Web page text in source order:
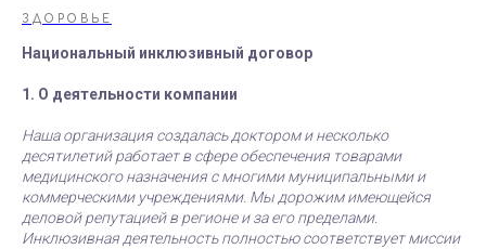
ЗДОРОВЬЕ
Национальный инклюзивный договор
1. О деятельности компании
Наша организация создалась доктором и несколько
десятилетий работает в сфере обеспечения товарами
медицинского назначения с многими муниципальными и
коммерческими учреждениями. Мы дорожим имеющейся
деловой репутацией в регионе и за его пределами.
Инклюзивная деятельность полностью соответствует миссии